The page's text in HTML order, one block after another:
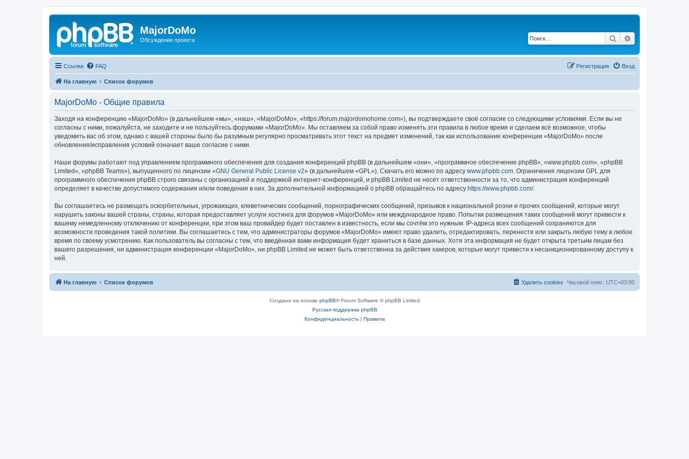
MajorDoMo
Обсуждение проекта Поиск
Ссылки FAQ Вход
Регистрация
На главную Список форумов
MajorDoMo - Общие правила
Заходя на конференцию «MajorDoMo» (в дальнейшем «мы», «наш», «MajorDoMo», «https://forum.majordomohome.com»), вы подтверждаете своё согласие со следующими условиями. Если вы не
согласны с ними, пожалуйста, не заходите и не пользуйтесь форумами «MajorDoMo». Мы оставляем за собой право изменять эти правила в любое время и сделаем всё возможное, чтобы
уведомить вас об этом, однако с вашей стороны было бы разумным регулярно просматривать этот текст на предмет изменений, так как использование конференции «MajorDoMo» после
обновления/исправления условий означает ваше согласие с ними.
Наши форумы работают под управлением программного обеспечения для создания конференций phpBB (в дальнейшем «они», «программное обеспечение phpBB», «www.phpbb.com», «phpBB
Limited», «phpBB Teams»), выпущенного по лицензии «GNU General Public License v2» (в дальнейшем «GPL»). Скачать его можно по адресу www.phpbb.com . Ограничения лицензии GPL для
программного обеспечения phpBB строго связаны с организацией и поддержкой интернет-конференций, и phpBB Limited не несёт ответственности за то, что администрация конференций
определяет в качестве допустимого содержания и/или поведения в них. За дополнительной информацией о phpBB обращайтесь по адресу https://www.phpbb.com/.
Вы соглашаетесь не размещать оскорбительных, угрожающих, клеветнических сообщений, порнографических сообщений, призывов к национальной розни и прочих сообщений, которые могут
нарушить законы вашей страны, страны, которая предоставляет услуги хостинга для форумов «MajorDoMo» или международное право. Попытки размещения таких сообщений могут привести к
вашему немедленному отключению от конференции, при этом ваш провайдер будет поставлен в известность, если мы сочтём это нужным. IP-адреса всех сообщений сохраняются для
возможности проведения такой политики. Вы соглашаетесь с тем, что администраторы форумов «MajorDoMo» имеют право удалить, отредактировать, перенести или закрыть любую тему в любое
время по своему усмотрению. Как пользователь вы согласны с тем, что введённая вами информация будет храниться в базе данных. Хотя эта информация не будет открыта третьим лицам без
вашего разрешения, ни администрация конференции «MajorDoMo», ни phpBB Limited не может быть ответственна за действия хакеров, которые могут привести к несанкционированному доступу к
ней.
На главную Список форумов Часовой пояс: UTC+03:00
Удалить cookies
Создано на основе phpBB® Forum Software © phpBB Limited
Русская поддержка phpBB
Конфиденциальность| Правила